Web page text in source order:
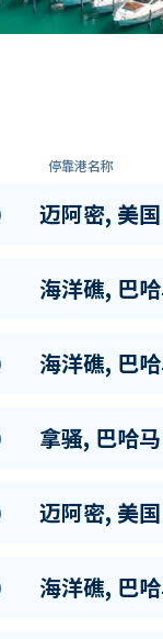
停靠港名称
迈阿密, 美国
海洋礁, 巴
海洋礁, 巴
拿骚, 巴哈马
迈阿密, 美国
海洋礁, 巴